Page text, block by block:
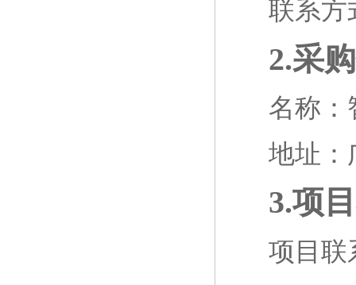
联系方
2.采
名称：
地址：
3.项
项目联